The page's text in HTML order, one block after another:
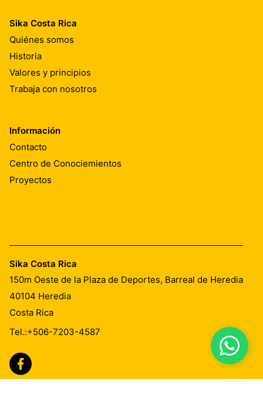
Sika Costa Rica
Quiénes somos
Historia
Valores y principios
Trabaja con nosotros
Información
Contacto
Centro de Conociemientos
Proyectos
Sika Costa Rica
150m Oeste de la Plaza de Deportes, Barreal de Heredia
40104 Heredia
Costa Rica
Tel.:+506-7203-4587